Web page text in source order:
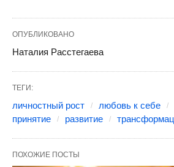
ОПУБЛИКОВАНО
Наталия Расстегаева
ТЕГИ:
личностный рост любовь к себе
принятие
развитие
ПОХОЖИЕ ПОСТЫ